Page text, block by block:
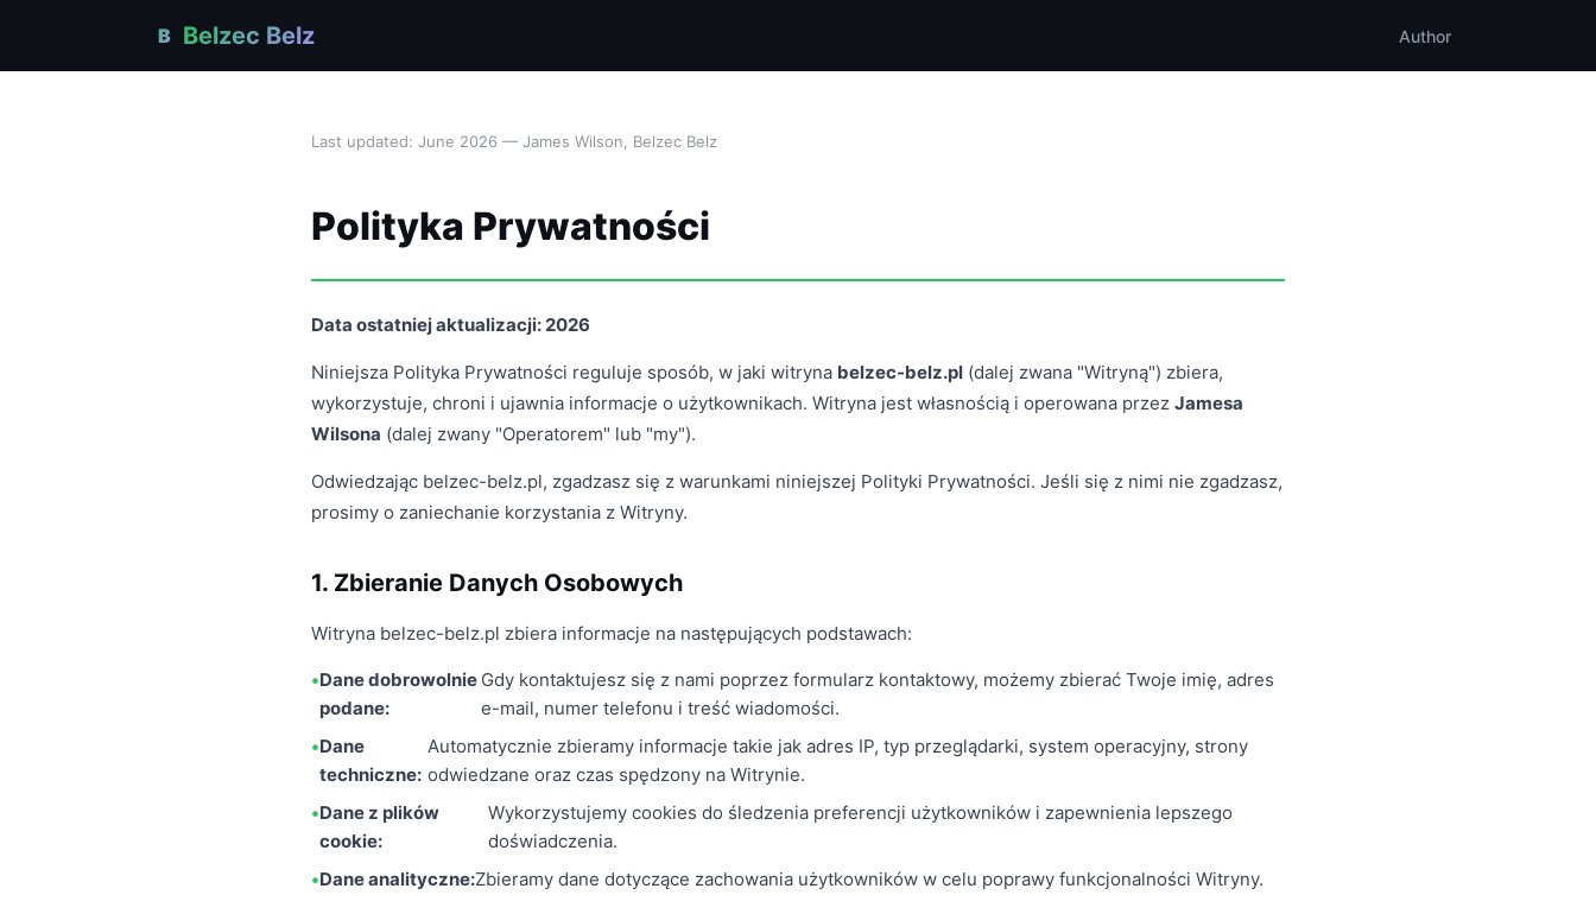
B Belzec Belz Author
Last updated: June 2026 — James Wilson, Belzec Belz
Polityka Prywatności
Data ostatniej aktualizacji: 2026
Niniejsza Polityka Prywatności reguluje sposób, w jaki witryna belzec-belz.pl (dalej zwana "Witryną") zbiera,
wykorzystuje, chroni i ujawnia informacje o użytkownikach. Witryna jest własnością i operowana przez Jamesa
Wilsona (dalej zwany "Operatorem" lub "my").
Odwiedzając belzec-belz.pl, zgadzasz się z warunkami niniejszej Polityki Prywatności. Jeśli się z nimi nie zgadzasz,
prosimy o zaniechanie korzystania z Witryny.
1. Zbieranie Danych Osobowych
Witryna belzec-belz.pl zbiera informacje na następujących podstawach:
Dane dobrowolnie
podane:
Gdy kontaktujesz się z nami poprzez formularz kontaktowy, możemy zbierać Twoje imię, adres
e-mail, numer telefonu i treść wiadomości.
Dane
techniczne:
Automatycznie zbieramy informacje takie jak adres IP, typ przeglądarki, system operacyjny, strony
odwiedzane oraz czas spędzony na Witrynie.
Dane z plików
cookie:
Wykorzystujemy cookies do śledzenia preferencji użytkowników i zapewnienia lepszego
doświadczenia.
Dane analityczne:Zbieramy dane dotyczące zachowania użytkowników w celu poprawy funkcjonalności Witryny.